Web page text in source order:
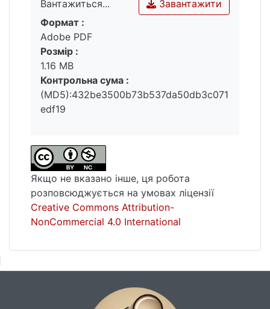
Вантажиться...
Вантажиться...
Завантажити
Формат :
Adobe PDF
Розмір :
1.16 MB
Контрольна сума :
(MD5):432be3500b73b537da50db3c071
edf19
Якщо не вказано інше, ця робота
розповсюджується на умовах ліцензії
Creative Commons Attribution-
NonCommercial 4.0 International